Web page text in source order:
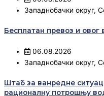
Западнобачки округ,
Бесплатан превоз и овог
06.08.2026
Западнобачки округ,
Штаб за ванредне
рационалну потрошњу